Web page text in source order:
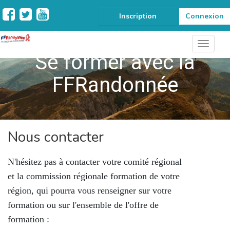
Inscription Connexion
Se former avec la
FFRandonnée
Nous contacter
N'hésitez pas à contacter votre comité régional
et la commission régionale formation de votre
région, qui pourra vous renseigner sur votre
formation ou sur l'ensemble de l'offre de
formation :